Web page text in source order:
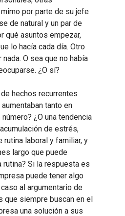
por parte de su jefe
de natural y un par de
qué asuntos empezar,
lo hacía cada día. Otro
O sea que no había
¿O sí?
hechos recurrentes
tanto en
¿O una tendencia
de estrés,
laboral y familiar, y
largo que puede
Si la respuesta es
puede tener algo
al argumentario de
que siempre buscan en el
una solución a sus